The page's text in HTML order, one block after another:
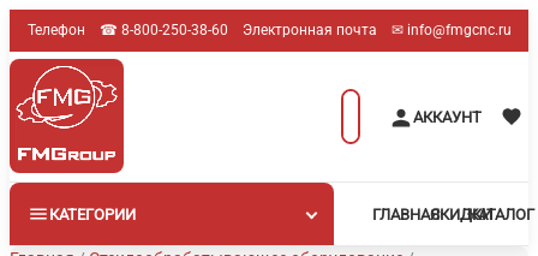
Перейти
к
содержимому
Телефон ☎︎ 8-800-250-38-60 Электронная почта ✉︎ info@fmgcnc.ru
Поиск
товаров
АККАУНТ
КАТЕГОРИИ ГЛАВНАЯ КАТАЛОГ
СКИДКИ